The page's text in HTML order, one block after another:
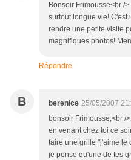
Bonsoir Frimousse<br /
surtout longue vie! C'est
rendre une petite visite
magnifiques photos!
Répondre
B berenice 25/05/2007
bonsoir Frimousse,<br /
en venant chez toi ce
faire une grille "j'aime le
je pense qu'une de tes